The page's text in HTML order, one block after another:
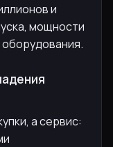
и
мощности
оборудования.
а сервис: